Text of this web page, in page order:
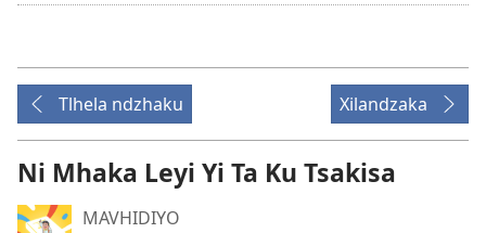
Tlhela ndzhaku Xilandzaka
Ni Mhaka Leyi Yi Ta Ku Tsakisa
MAVHIDIYO